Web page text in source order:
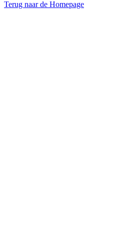
Terug naar de Homepage